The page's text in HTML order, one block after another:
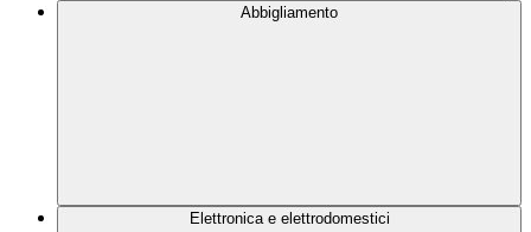
Abbigliamento
Elettronica e elettrodomestici